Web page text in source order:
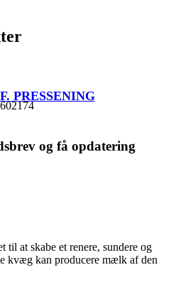
PRESSENING
602174
og få opdatering
at skabe et renere, sundere og
kvæg kan producere mælk af den